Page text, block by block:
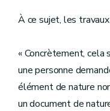
À ce sujet, les
« Concrètement, cela
une personne
élément de nature
un document de